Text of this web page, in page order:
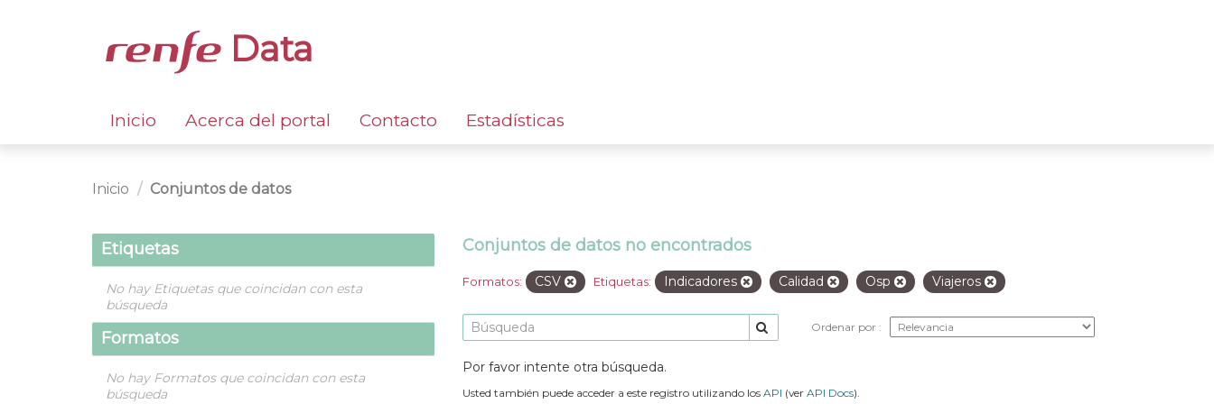
Data
Inicio Acerca del portal Contacto Estadísticas
Inicio Conjuntos de datos
Etiquetas
No hay Etiquetas que coincidan con esta
búsqueda
Formatos
No hay Formatos que coincidan con esta
búsqueda
Conjuntos de datos no encontrados
Formatos: CSV Etiquetas: Indicadores Calidad Osp Viajeros
Ordenar por
Por favor intente otra búsqueda.
Usted también puede acceder a este registro utilizando los API (ver API Docs).